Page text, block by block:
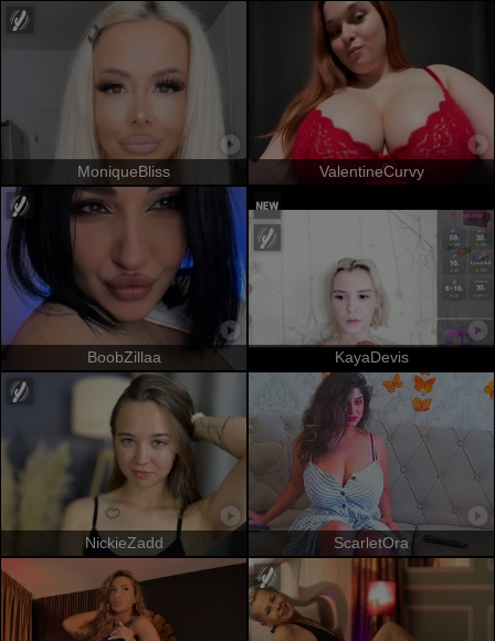
MoniqueBliss ValentineCurvy
BoobZillaa KayaDevis
NickieZadd ScarletOra